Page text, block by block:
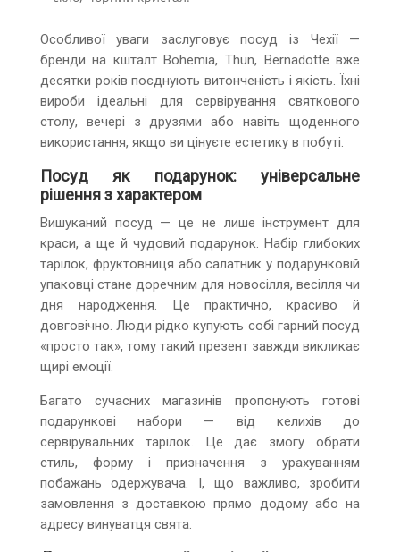
Особливої уваги заслуговує посуд із Чехії —
бренди на кшталт Bohemia, Thun, Bernadotte вже
десятки років поєднують витонченість і якість. Їхні
вироби ідеальні для сервірування святкового
столу, вечері з друзями або навіть щоденного
використання, якщо ви цінуєте естетику в побуті.
Посуд як подарунок: універсальне
рішення з характером
Вишуканий посуд — це не лише інструмент для
краси, а ще й чудовий подарунок. Набір глибоких
тарілок, фруктовниця або салатник у подарунковій
упаковці стане доречним для новосілля, весілля чи
дня народження. Це практично, красиво й
довговічно. Люди рідко купують собі гарний посуд
«просто так», тому такий презент завжди викликає
щирі емоції.
Багато сучасних магазинів пропонують готові
подарункові набори — від келихів до
сервірувальних тарілок. Це дає змогу обрати
стиль, форму і призначення з урахуванням
побажань одержувача. І, що важливо, зробити
замовлення з доставкою прямо додому або на
адресу винуватця свята.